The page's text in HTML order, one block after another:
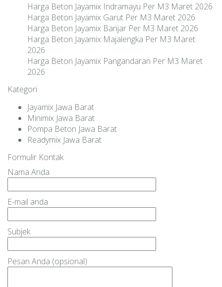
Harga Beton Jayamix Indramayu Per M3 Maret 2026
Harga Beton Jayamix Garut Per M3 Maret 2026
Harga Beton Jayamix Banjar Per M3 Maret 2026
Harga Beton Jayamix Majalengka Per M3 Maret
2026
Harga Beton Jayamix Pangandaran Per M3 Maret
2026
Kategori
Jayamix Jawa Barat
Minimix Jawa Barat
Pompa Beton Jawa Barat
Readymix Jawa Barat
Formulir Kontak
Nama Anda
E-mail anda
Subjek
Pesan Anda (opsional)